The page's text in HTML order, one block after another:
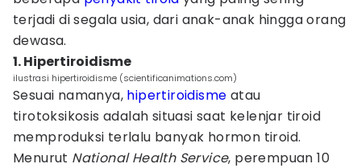
terjadi di segala usia, dari anak-anak hingga orang
dewasa.
1. Hipertiroidisme
ilustrasi hipertiroidisme (scientificanimations.com)
Sesuai namanya, hipertiroidisme atau
tirotoksikosis adalah situasi saat kelenjar tiroid
memproduksi terlalu banyak hormon tiroid.
Menurut National Health Service, perempuan 10